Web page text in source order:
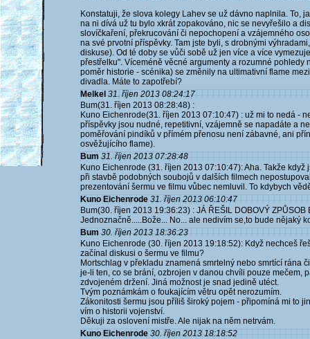
Konstatuji, že slova kolegy Lahev se už dávno naplnila. To,
na ni dívá už tu bylo xkrát zopakováno, nic se nevyřešilo a
slovíčkaření, překrucování či nepochopení a vzájemného
na své prvotní příspěvky. Tam jste byli, s drobnými
diskuse). Od té doby se vůči sobě už jen více a více
přestřelku". Víceméně věcné argumenty a rozumné pohledy
poměr historie - scénika) se změnily na ultimativní flame
divadla. Máte to zapotřebí?
Melkel 31. říjen 2013 08:24:17
Bum(31. říjen 2013 08:28:48) :
Kuno Eichenrode(31. říjen 2013 07:10:47) : už mi to nedá -
příspěvky jsou nudné, repetitivní, vzájemně se napadáte a
poměřování pindíků v přímém přenosu není zábavné, ani
osvěžujícího flame).
Bum 31. říjen 2013 07:28:48
Kuno Eichenrode (31. říjen 2013 07:10:47): Aha. Takže
při stavbě podobných soubojů v dalších filmech
prezentování šermu ve filmu vůbec nemluvil. To kdybych
Kuno Eichenrode 31. říjen 2013 06:10:47
Bum(30. říjen 2013 19:36:23) : JÁ ŘEŠIL DOBOVÝ
Jednoznačně.....Bože... No... ale nedivím se,to bude nějaký
Bum 30. říjen 2013 18:36:23
Kuno Eichenrode (30. říjen 2013 19:18:52): Když nechceš
začínal diskusi o šermu ve filmu?
Mortschlag v překladu znamená smrtelný nebo smrtící rána
je-li ten, co se brání, ozbrojen v danou chvíli pouze mečem,
zdvojeném držení. Jiná možnost je snad jedině utéct.
Tvým poznámkám o foukajícím větru opět nerozumím.
Zákonitosti šermu jsou příliš široký pojem - připomíná mi to
vím o historii vojenství.
Děkuji za oslovení mistře. Ale nijak na něm netrvám.
Kuno Eichenrode 30. říjen 2013 18:18:52